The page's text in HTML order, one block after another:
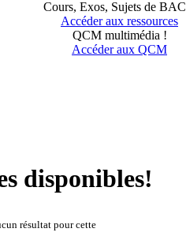
Cours, Exos, Sujets de
Accéder aux ressources
QCM multimédia !
Accéder aux QCM
disponibles!
résultat pour cette